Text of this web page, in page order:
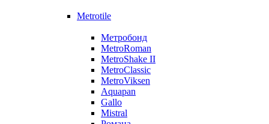
Metrotile
Метробонд
MetroRoman
MetroShake II
MetroClassic
MetroViksen
Aquapan
Gallo
Mistral